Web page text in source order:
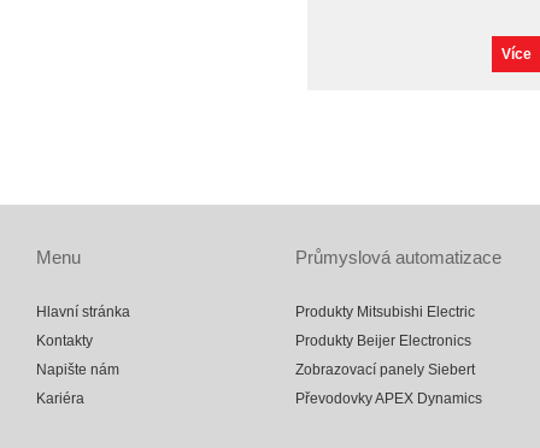
Více
Menu
Hlavní stránka
Kontakty
Napište nám
Kariéra
Průmyslová automatizace
Produkty Mitsubishi Electric
Produkty Beijer Electronics
Zobrazovací panely Siebert
Převodovky APEX Dynamics